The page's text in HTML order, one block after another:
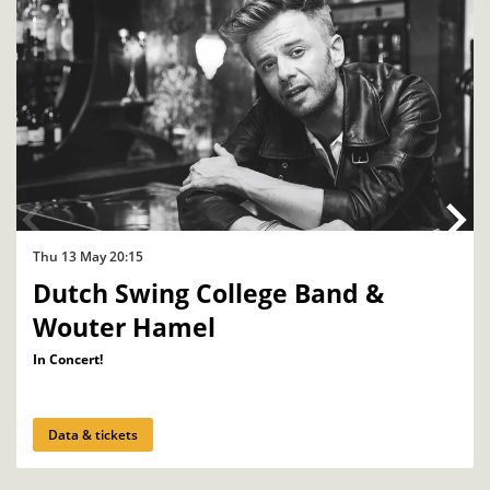
Dutch Swing College Band &
Wouter Hamel
In Concert!
Thu 13 May20:15
Data & tickets